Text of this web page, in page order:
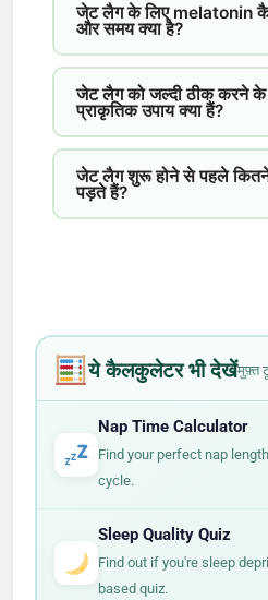
जेट लैग के लिए melatonin
और समय क्या है?
जेट लैग को जल्दी ठीक करने
प्राकृतिक उपाय क्या हैं?
जेट लैग शुरू होने से पहले कितने
पड़ते हैं?
ये कैलकुलेटर भी देखेंमुफ़्त
Nap Time Calculator
Find your perfect nap
cycle.
Sleep Quality Quiz
Find out if you're sleep
based quiz.